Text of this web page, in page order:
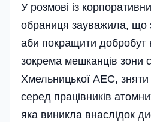
У розмові із
обраниця зауважила, що
аби покращити добробут
зокрема мешканців зони
Хмельницької АЕС, зняти
серед працівників
яка виникла внаслідок